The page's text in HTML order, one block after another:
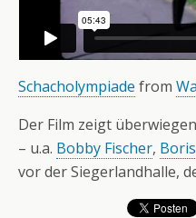
Schacholympiade from
Der Film zeigt
– u.a. Bobby Fischer,
vor der Siegerlandhalle,